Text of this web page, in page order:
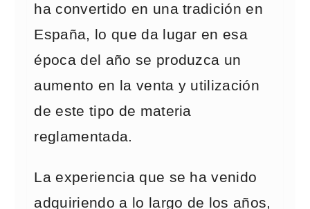
ha convertido en una tradición en
España, lo que da lugar en esa
época del año se produzca un
aumento en la venta y utilización
de este tipo de materia
reglamentada.
La experiencia que se ha venido
adquiriendo a lo largo de los años,